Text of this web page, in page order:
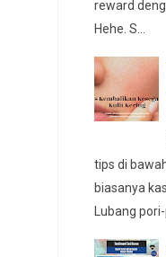
reward
Hehe. S...
tips di
biasanya
Lubang pori-